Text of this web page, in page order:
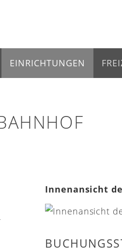
EINRICHTUNGEN
Innenansicht